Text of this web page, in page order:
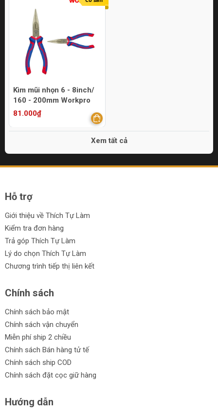
Kìm mũi nhọn 6 - 8inch/
160 - 200mm Workpro
81.000₫
Xem tất cả
Hỗ trợ
Giới thiệu về Thích Tự Làm
Kiểm tra đơn hàng
Trả góp Thích Tự Làm
Lý do chọn Thích Tự Làm
Chương trình tiếp thị liên kết
Chính sách
Chính sách bảo mật
Chính sách vận chuyển
Miễn phí ship 2 chiều
Chính sách Bán hàng tử tế
Chính sách ship COD
Chính sách đặt cọc giữ hàng
Hướng dẫn